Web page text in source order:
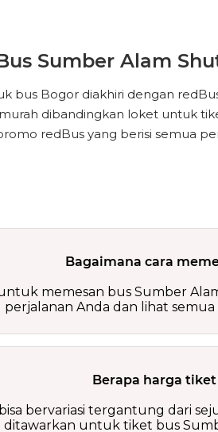
Sumber Alam
bus Bogor diakhiri dengan
dibandingkan loket untuk
redBus yang berisi semua
Bagaimana cara
memesan bus Sumber
perjalanan Anda dan lihat
Berapa harga
bervariasi tergantung dari
ditawarkan untuk tiket bus